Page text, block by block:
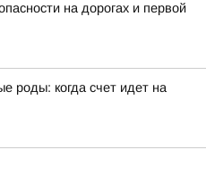
на дорогах и первой
роды: когда счет идет на